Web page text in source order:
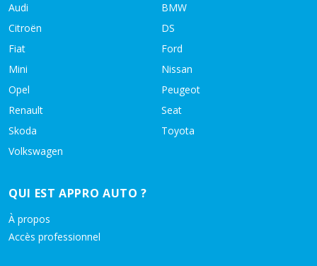
Audi
BMW
Citroën
DS
Fiat
Ford
Mini
Nissan
Opel
Peugeot
Renault
Seat
Skoda
Toyota
Volkswagen
QUI EST APPRO AUTO ?
À propos
Accès professionnel